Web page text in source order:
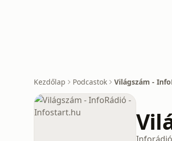
Kezdőlap Podcastok Világszám -
Inforádió